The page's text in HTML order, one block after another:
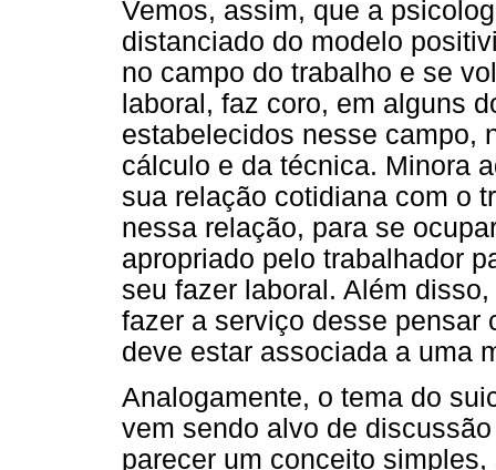
Vemos, assim, que a
distanciado do modelo
no campo do trabalho e se
laboral, faz coro, em alguns
estabelecidos nesse campo,
cálculo e da técnica. Minora
sua relação cotidiana com o
nessa relação, para se
apropriado pelo trabalhador
seu fazer laboral. Além
fazer a serviço desse pensar
deve estar associada a uma
Analogamente, o tema do
vem sendo alvo de
parecer um conceito